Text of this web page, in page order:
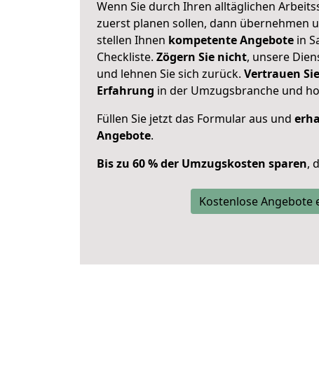
Wenn Sie durch Ihren alltäglichen
zuerst planen sollen, dann übernehmen
stellen Ihnen kompetente Angebote in
Checkliste. Zögern Sie nicht, unsere
und lehnen Sie sich zurück. Vertrauen
Erfahrung in der Umzugsbranche und
Füllen Sie jetzt das Formular aus und
Angebote.
Bis zu 60 % der Umzugskosten sparen,
Kostenlose Angebote